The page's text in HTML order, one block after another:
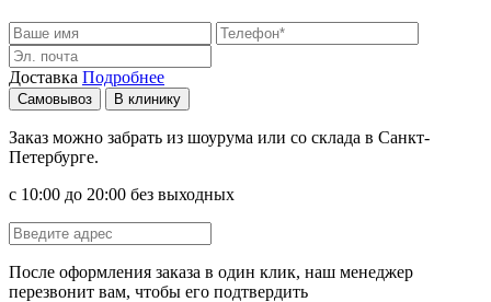
Доставка Подробнее
Самовывоз В клинику
Заказ можно забрать из шоурума или со склада в Санкт-
Петербурге.
с 10:00 до 20:00 без выходных
После оформления заказа в один клик, наш менеджер
перезвонит вам, чтобы его подтвердить